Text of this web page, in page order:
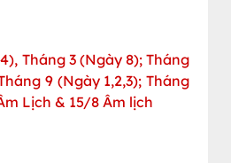
Tháng 3 (Ngày 8); Tháng
9 (Ngày 1,2,3); Tháng
Lịch & 15/8 Âm lịch